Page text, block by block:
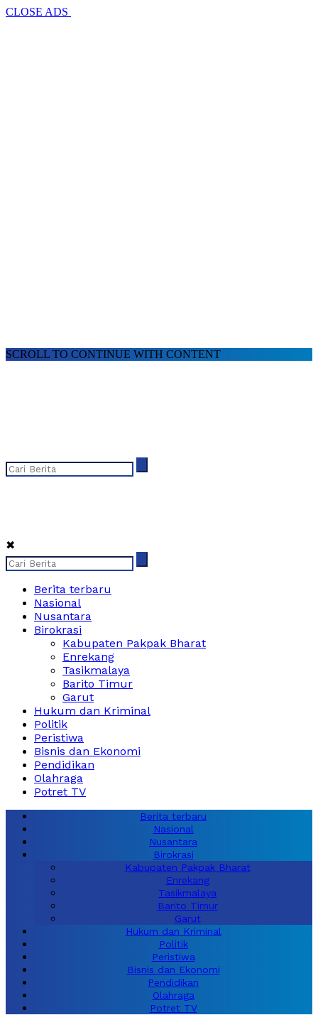
CLOSE ADS
SCROLL TO CONTINUE WITH CONTENT
✖
Berita terbaru
Nasional
Nusantara
Birokrasi
Kabupaten Pakpak Bharat
Enrekang
Tasikmalaya
Barito Timur
Garut
Hukum dan Kriminal
Politik
Peristiwa
Bisnis dan Ekonomi
Pendidikan
Olahraga
Potret TV
Berita terbaru
Nasional
Nusantara
Birokrasi
Kabupaten Pakpak Bharat
Enrekang
Tasikmalaya
Barito Timur
Garut
Hukum dan Kriminal
Politik
Peristiwa
Bisnis dan Ekonomi
Pendidikan
Olahraga
Potret TV